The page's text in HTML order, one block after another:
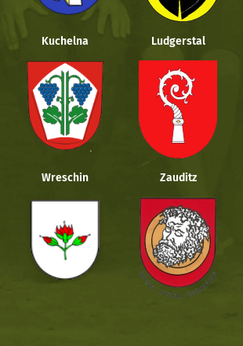
Kuchelna Ludgerstal
Wreschin Zauditz